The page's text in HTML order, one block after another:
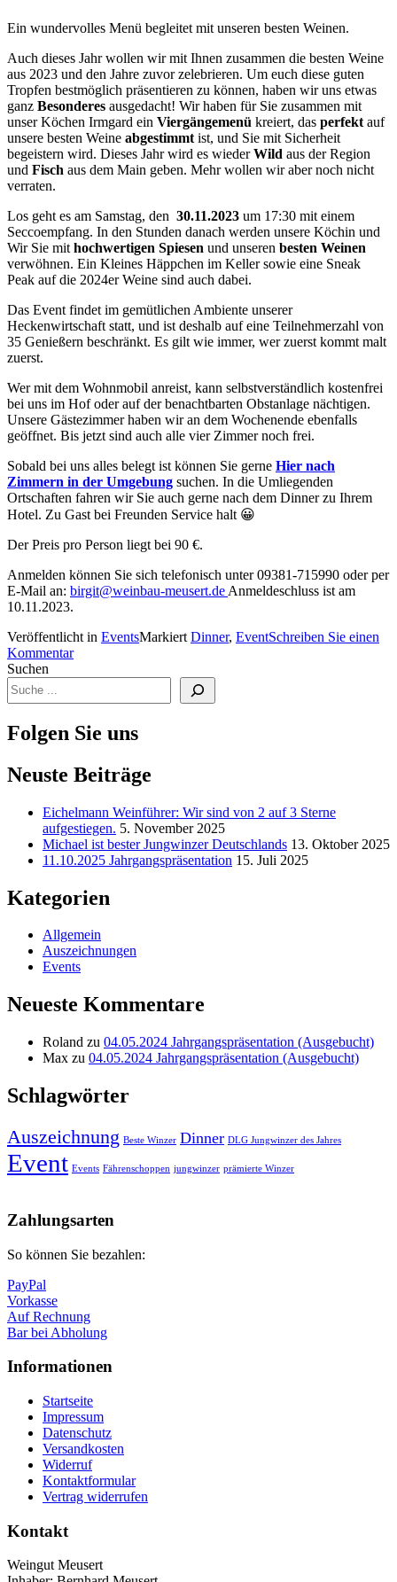
Ein wundervolles Menü begleitet mit unseren besten Weinen.
Auch dieses Jahr wollen wir mit Ihnen zusammen die besten Weine
aus 2023 und den Jahre zuvor zelebrieren. Um euch diese guten
Tropfen bestmöglich präsentieren zu können, haben wir uns etwas
ganz Besonderes ausgedacht! Wir haben für Sie zusammen mit
unser Köchen Irmgard ein Viergängemenü kreiert, das perfekt auf
unsere besten Weine abgestimmt ist, und Sie mit Sicherheit
begeistern wird. Dieses Jahr wird es wiederWild aus der Region
und Fisch aus dem Main geben. Mehr wollen wir aber noch nicht
verraten.
Los geht es am Samstag, den 30.11.2023 um 17:30 mit einem
Seccoempfang. In den Stunden danach werden unsere Köchin und
Wir Sie mit hochwertigen Spiesen und unseren besten Weinen
verwöhnen. Ein Kleines Häppchen im Keller sowie eine Sneak
Peak auf die 2024er Weine sind auch dabei.
Das Event findet im gemütlichen Ambiente unserer
Heckenwirtschaft statt, und ist deshalb auf eine Teilnehmerzahl von
35 Genießern beschränkt. Es gilt wie immer, wer zuerst kommt malt
zuerst.
Wer mit dem Wohnmobil anreist, kann selbstverständlich kostenfrei
bei uns im Hof oder auf der benachtbarten Obstanlage nächtigen.
Unsere Gästezimmer haben wir an dem Wochenende ebenfalls
geöffnet. Bis jetzt sind auch alle vier Zimmer noch frei.
Sobald bei uns alles belegt ist können Sie gerne Hier nach
Zimmern in der Umgebung suchen. In die Umliegenden
Ortschaften fahren wir Sie auch gerne nach dem Dinner zu Ihrem
Hotel. Zu Gast bei Freunden Service halt 😀
Der Preis pro Person liegt bei 90 €.
Anmelden können Sie sich telefonisch unter 09381-715990 oder per
E-Mail an: birgit@weinbau-meusert.de Anmeldeschluss ist am
10.11.2023.
Veröffentlicht in EventsMarkiert Dinner, EventSchreiben Sie einen
Kommentar
Suchen
Folgen Sie uns
Neuste Beiträge
Eichelmann Weinführer: Wir sind von 2 auf 3 Sterne
aufgestiegen. 5. November 2025
Michael ist bester Jungwinzer Deutschlands 13. Oktober 2025
11.10.2025 Jahrgangspräsentation 15. Juli 2025
Kategorien
Allgemein
Auszeichnungen
Events
Neueste Kommentare
Roland zu 04.05.2024 Jahrgangspräsentation (Ausgebucht)
Max zu 04.05.2024 Jahrgangspräsentation (Ausgebucht)
Schlagwörter
Auszeichnung Beste Winzer Dinner DLG Jungwinzer des Jahres
Event Events Fährenschoppen jungwinzer prämierte Winzer
oben
Zahlungsarten
So können Sie bezahlen:
PayPal
Vorkasse
Auf Rechnung
Bar bei Abholung
Informationen
Startseite
Impressum
Datenschutz
Versandkosten
Widerruf
Kontaktformular
Vertrag widerrufen
Kontakt
Weingut Meusert